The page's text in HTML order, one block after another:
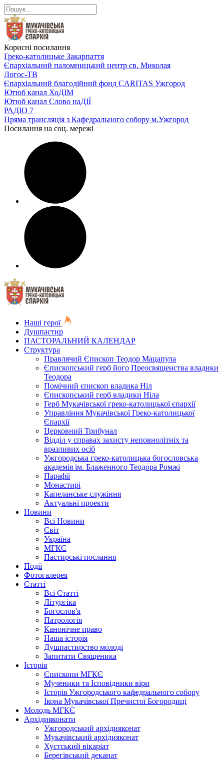
Корисні посилання
Греко-католицьке Закарпаття
Єпархіальний паломницький центр св. Миколая
Логос-ТВ
Єпархіальний благодійний фонд CARITAS Ужгород
Ютюб канал ХоДІМ
Ютюб канал Слово наДІЇ
РАДІО 7
Пряма трансляція з Кафедрального собору м.Ужгород
Посилання на соц. мережі
Наші герої
Душпастир
ПАСТОРАЛЬНИЙ КАЛЕНДАР
Структура
Правлячий Єпископ Теодор Мацапула
Єпископський герб його Преосвященства владики
Теодора
Помічний єпископ владика Ніл
Єпископський герб владики Ніла
Герб Мукачівської греко-католицької єпархії
Управління Мукачівської Греко-католицької
Єпархії
Церковний Трибунал
Відділ у справах захисту неповнолітніх та
вразливих осіб
Ужгородська греко-католицька богословська
академія ім. Блаженного Теодора Ромжі
Парафії
Монастирі
Капеланське служіння
Актуальні проекти
Новини
Всі Новини
Світ
Україна
МГКЄ
Пастирські послання
Події
Фотогалерея
Статті
Всі Статті
Літургіка
Богослов'я
Патрологія
Канонічне право
Наша історія
Душпастирство молоді
Запитати Священика
Історія
Єпископи МГКЄ
Мученики та Ісповідники віри
Історія Ужгородського кафедрального собору
Ікона Мукачівської Пречистої Богородиці
Молодь МГКЄ
Архідияконати
Ужгородський архідияконат
Мукачівський архідияконат
Хустський вікаріат
Берегівський деканат